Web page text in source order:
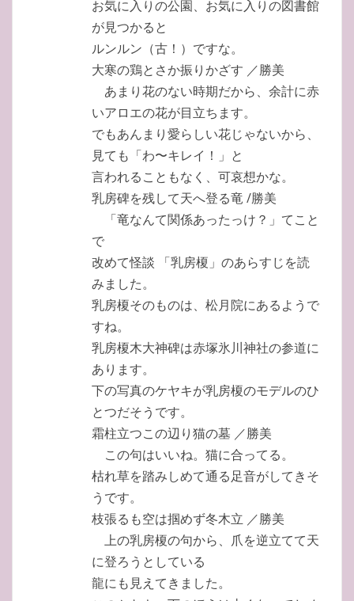
お気に入りの公園、お気に入りの図書館
が見つかると
ルンルン（古！）ですな。
大寒の鶏とさか振りかざす ／勝美
あまり花のない時期だから、余計に赤
いアロエの花が目立ちます。
でもあんまり愛らしい花じゃないから、
見ても「わ〜キレイ！」と
言われることもなく、可哀想かな。
乳房碑を残して天へ登る竜 /勝美
「竜なんて関係あったっけ？」てこと
で
改めて怪談 「乳房榎」のあらすじを読
みました。
乳房榎そのものは、松月院にあるようで
すね。
乳房榎木大神碑は赤塚氷川神社の参道に
あります。
下の写真のケヤキが乳房榎のモデルのひ
とつだそうです。
霜柱立つこの辺り猫の墓 ／勝美
この句はいいね。猫に合ってる。
枯れ草を踏みしめて通る足音がしてきそ
うです。
枝張るも空は掴めず冬木立 ／勝美
上の乳房榎の句から、爪を逆立てて天
に登ろうとしている
龍にも見えてきました。